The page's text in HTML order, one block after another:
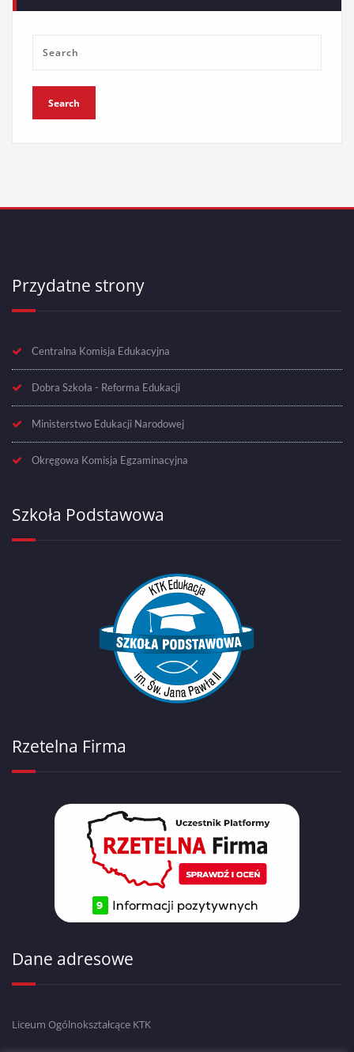
Przydatne strony
Centralna Komisja Edukacyjna
Dobra Szkoła - Reforma Edukacji
Ministerstwo Edukacji Narodowej
Okręgowa Komisja Egzaminacyjna
Szkoła Podstawowa
Rzetelna Firma
Dane adresowe
Liceum Ogólnokształcące KTK